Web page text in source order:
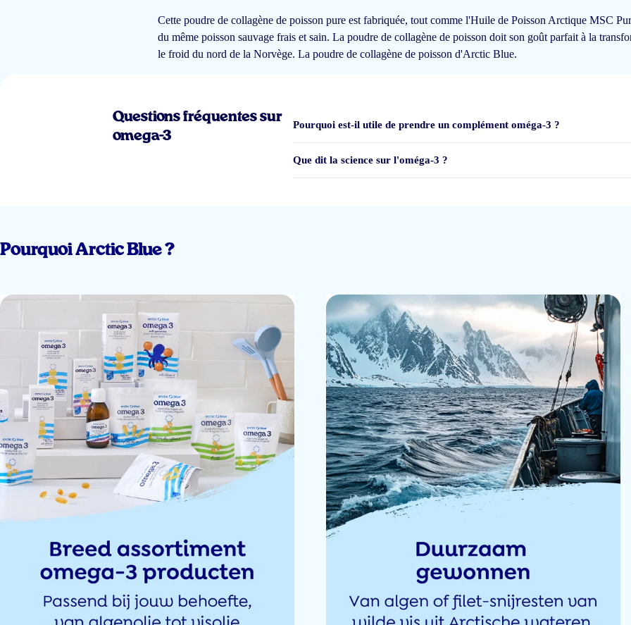
ik vind wel dat het helpt . Ik ben er ook heel tevreden over en ik kan het dan ook aan
heel fijn produkt en zeer snelle levering!
Caroline Van der Smissen
hetzelfde als voor product 1, ooktevreden voor mijn artrose
ik gebruik het vooral voor artrose, sinds ik het gebruik (mei 2024) heb ik geen last meer van krampen of steken vd artrose
voor rimpels merk ik nog niks van
Klant
Goed in te nemen
Cette poudre de collagène de poisson pure est fabriquée, tout comme l'Huile de Poisson Arctique MSC
du même poisson sauvage frais et sain. La poudre de collagène de poisson doit son goût parfait à la
le froid du nord de la Norvège. La poudre de collagène de poisson d'Arctic Blue.
Questions fréquentes sur
omega-3
Pourquoi est-il utile de prendre un complément oméga-3 ?
Que dit la science sur l'oméga-3 ?
Pourquoi Arctic Blue ?